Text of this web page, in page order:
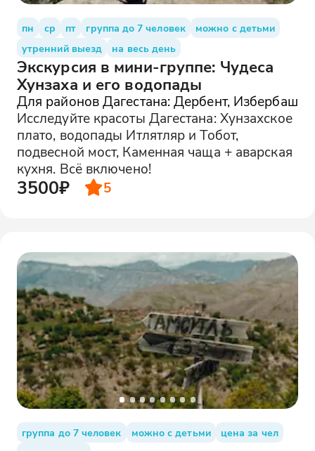
пн ср пт группа до 7 человек
можно с детьми
утренний выезд
на весь день
Экскурсия в мини-группе: Чудеса
Хунзаха и его водопады
Для районов Дагестана: Дербент, Избербаш
Исследуйте красоты Дагестана: Хунзахское
плато, водопады Итлятляр и Тобот,
подвесной мост, Каменная чаща + аварская
кухня. Всё включено!
3500₽ 5
группа до 7 человек можно с детьми
цена за чел